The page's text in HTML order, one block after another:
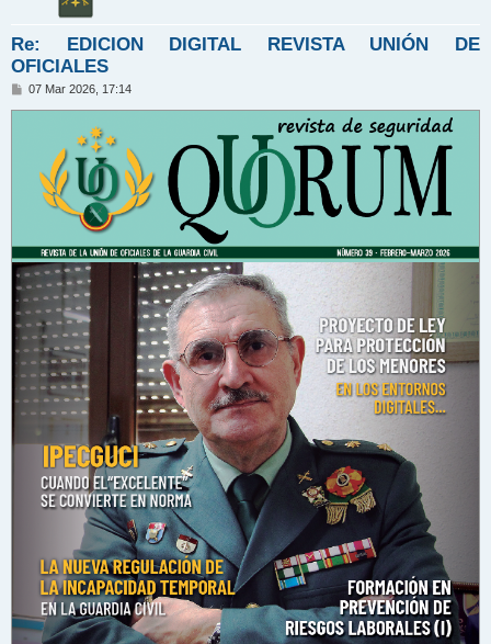
Re: EDICION DIGITAL REVISTA UNIÓN DE
OFICIALES
M
07 Mar 2026, 17:14